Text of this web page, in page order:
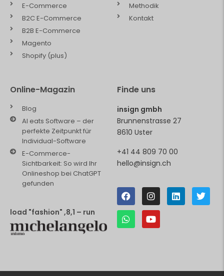
E-Commerce
B2C E-Commerce
B2B E-Commerce
Magento
Shopify (plus)
Methodik
Kontakt
Online-Magazin
Blog
AI eats Software – der
perfekte Zeitpunkt für
Individual-Software
E-Commerce-
Sichtbarkeit: So wird Ihr
Onlineshop bei ChatGPT
gefunden
load "fashion" ,8,1 – run
Finde uns
insign gmbh
Brunnenstrasse 27
8610 Uster
+41 44 809 70 00
hello@insign.ch